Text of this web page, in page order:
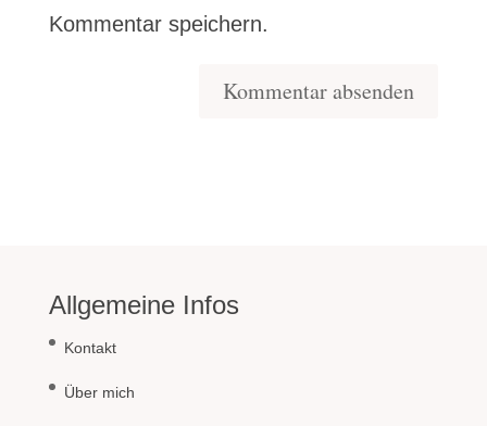
Kommentar speichern.
Allgemeine Infos
Kontakt
Über mich